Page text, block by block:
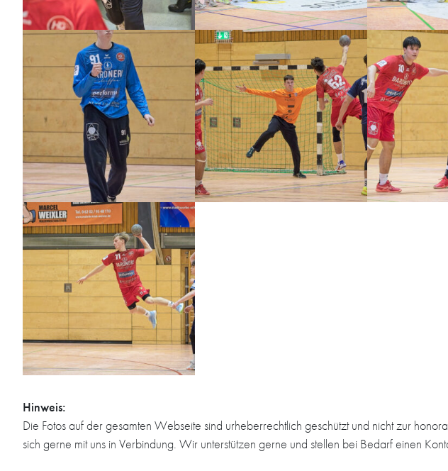
Hinweis:
Die Fotos auf der gesamten Webseite sind urheberrechtlich geschützt und nicht zur
sich gerne mit uns in Verbindung. Wir unterstützen gerne und stellen bei Bedarf einen